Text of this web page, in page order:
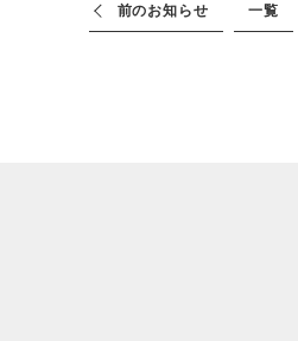
前のお知らせ 一覧